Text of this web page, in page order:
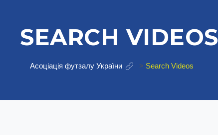
SEARCH VIDEOS
Асоціація футзалу України > Search Videos